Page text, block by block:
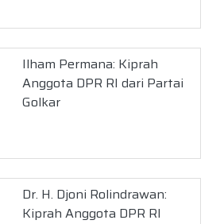
Ilham Permana: Kiprah
Anggota DPR RI dari Partai
Golkar
Dr. H. Djoni Rolindrawan:
Kiprah Anggota DPR RI